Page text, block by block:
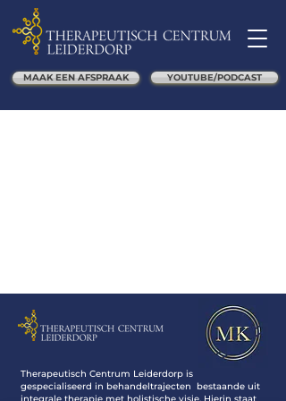
MAAK EEN AFSPRAAK YOUTUBE/PODCAST
Therapeutisch Centrum Leiderdorp is
gespecialiseerd in behandeltrajecten bestaande uit